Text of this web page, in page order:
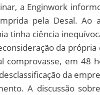
a Enginwork
pela Desal. Ao
tinha ciência
da
comprovasse, em 48
da
A discussão